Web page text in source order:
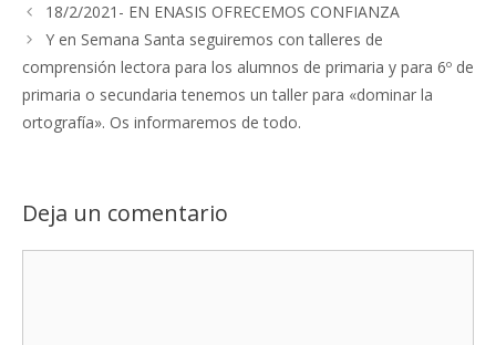
18/2/2021- EN ENASIS OFRECEMOS CONFIANZA
Y en Semana Santa seguiremos con talleres de
comprensión lectora para los alumnos de primaria y para 6º de
primaria o secundaria tenemos un taller para «dominar la
ortografía». Os informaremos de todo.
Deja un comentario